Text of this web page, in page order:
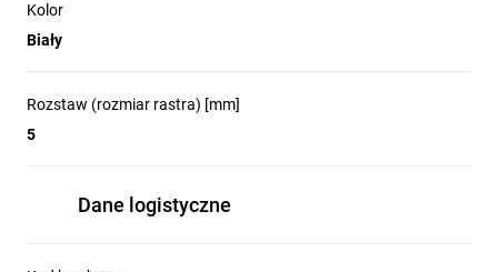
Kolor
Biały
Rozstaw (rozmiar rastra) [mm]
5
Dane logistyczne